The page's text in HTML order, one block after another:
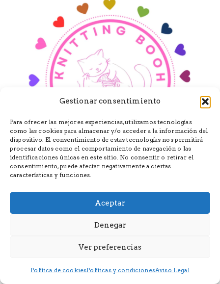
Gestionar consentimiento
Para ofrecer las mejores experiencias, utilizamos tecnologías
como las cookies para almacenar y/o acceder a la información del
dispositivo. El consentimiento de estas tecnologías nos permitirá
procesar datos como el comportamiento de navegación o las
identificaciones únicas en este sitio. No consentir o retirar el
consentimiento, puede afectar negativamente a ciertas
características y funciones.
Aceptar
Denegar
Ver preferencias
Política de cookiesPolíticas y condicionesAviso Legal
Knitting Booh